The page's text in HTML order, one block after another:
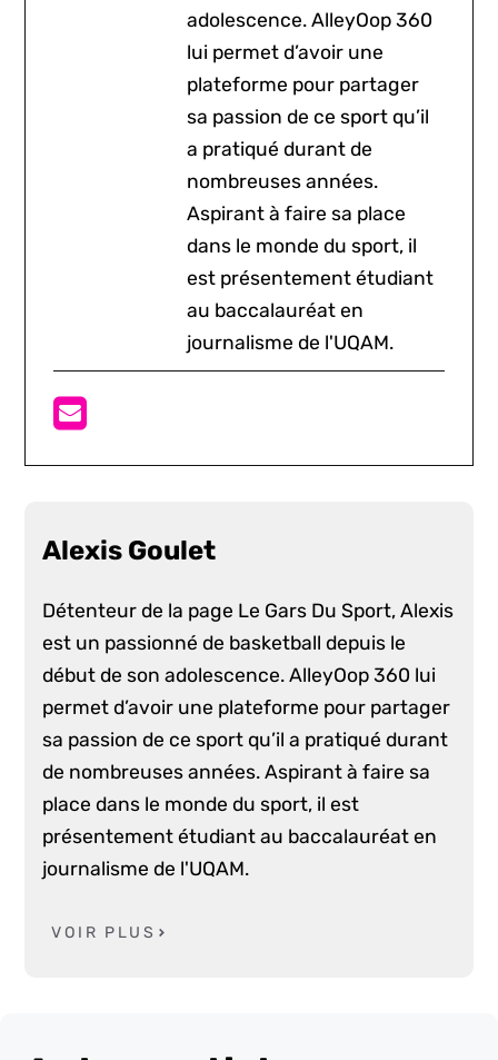
adolescence. AlleyOop 360
lui permet d’avoir une
plateforme pour partager
sa passion de ce sport qu’il
a pratiqué durant de
nombreuses années.
Aspirant à faire sa place
dans le monde du sport, il
est présentement étudiant
au baccalauréat en
journalisme de l'UQAM.
Alexis Goulet
Détenteur de la page Le Gars Du Sport, Alexis
est un passionné de basketball depuis le
début de son adolescence. AlleyOop 360 lui
permet d’avoir une plateforme pour partager
sa passion de ce sport qu’il a pratiqué durant
de nombreuses années. Aspirant à faire sa
place dans le monde du sport, il est
présentement étudiant au baccalauréat en
journalisme de l'UQAM.
VOIR PLUS